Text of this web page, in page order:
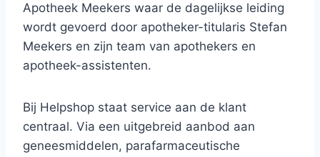
Apotheek Meekers waar de dagelijkse leiding
wordt gevoerd door apotheker-titularis Stefan
Meekers en zijn team van apothekers en
apotheek-assistenten.
Bij Helpshop staat service aan de klant
centraal. Via een uitgebreid aanbod aan
geneesmiddelen, parafarmaceutische